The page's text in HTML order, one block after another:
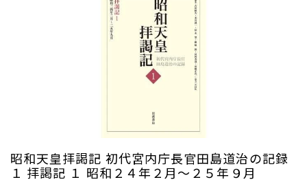
昭和天皇拝謁記 初代宮内庁長官田島道治の記録
１ 拝謁記 １ 昭和２４年２月〜２５年９月